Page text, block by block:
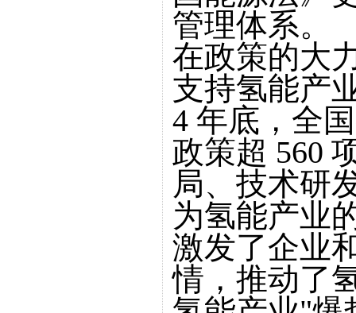
管理体系。
在政策的大
支持氢能产
4 年底，全
政策超 560
局、技术研
为氢能产业
激发了企业
情，推动了